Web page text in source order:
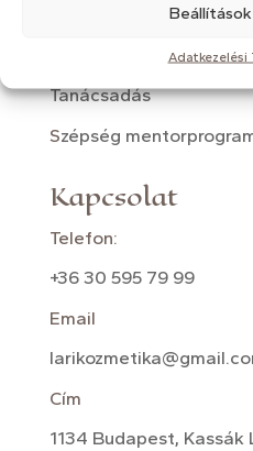
Adatkezelési
Kozmetikai masszázsok
Tanácsadás
Szépség
Kapcsolat
Telefon:
+36 30 595 79 99
Email
Cím
1134 Budapest, Kassák